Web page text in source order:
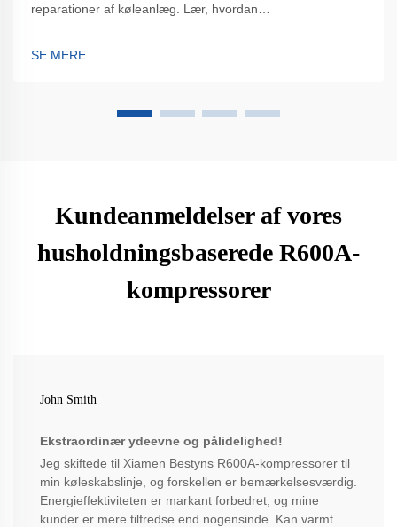
reparationer af køleanlæg. Lær, hvordan
SE MERE
Kundeanmeldelser af vores
husholdningsbaserede R600A-
kompressorer
John Smith
Ekstraordinær ydeevne og pålidelighed!
Jeg skiftede til Xiamen Bestyns R600A-kompressorer til
min køleskabslinje, og forskellen er bemærkelsesværdig.
Energieffektiviteten er markant forbedret, og mine
kunder er mere tilfredse end nogensinde. Kan varmt